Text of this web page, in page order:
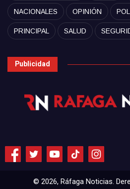
NACIONALES OPINIÓN
PRINCIPAL SALUD
Publicidad
© 2026, Ráfaga Noticias.